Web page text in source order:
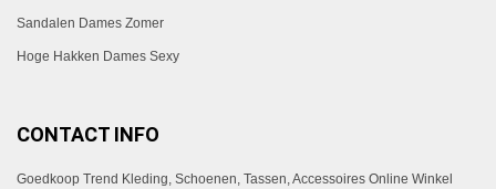
Sandalen Dames Zomer
Hoge Hakken Dames Sexy
CONTACT INFO
Goedkoop Trend Kleding, Schoenen, Tassen, Accessoires Online Winkel